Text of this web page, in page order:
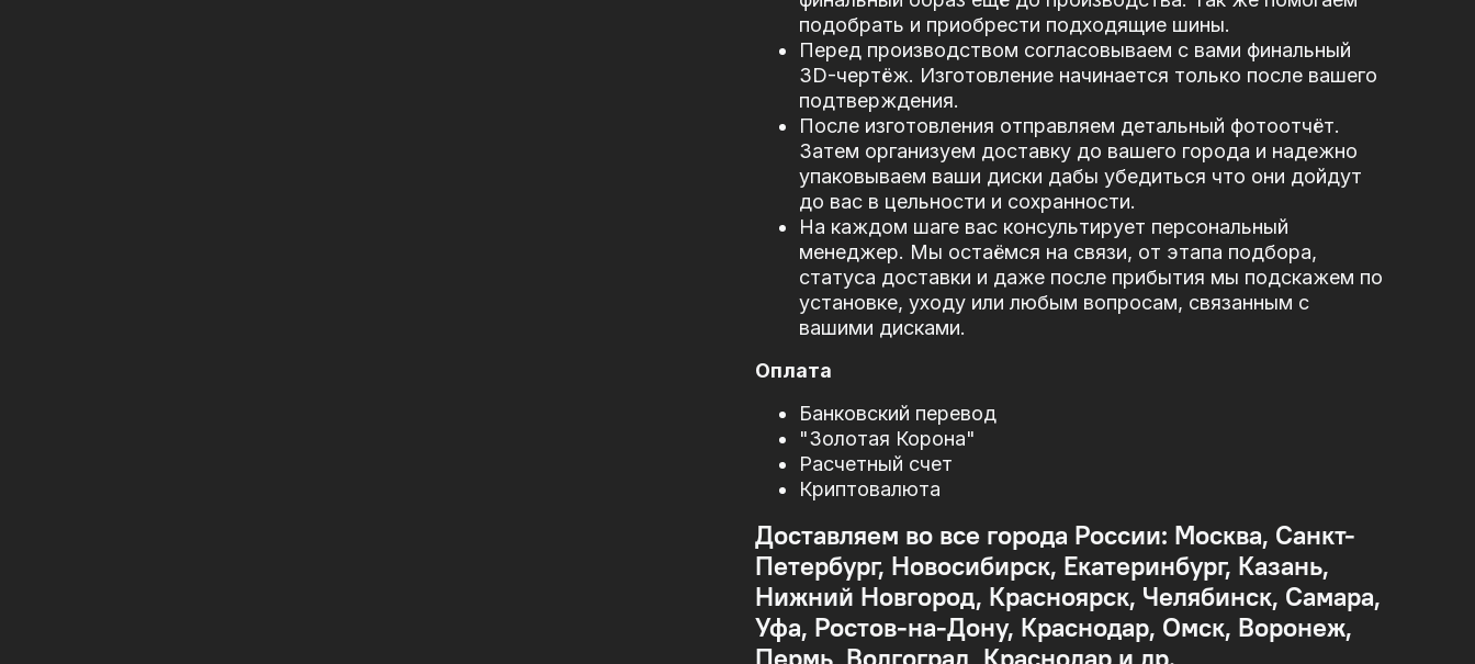
подобрать и приобрести подходящие шины.
Перед производством согласовываем с вами финальный
3D-чертёж. Изготовление начинается только после вашего
подтверждения.
После изготовления отправляем детальный фотоотчёт.
Затем организуем доставку до вашего города и надежно
упаковываем ваши диски дабы убедиться что они дойдут
до вас в цельности и сохранности.
На каждом шаге вас консультирует персональный
менеджер. Мы остаёмся на связи, от этапа подбора,
статуса доставки и даже после прибытия мы подскажем по
установке, уходу или любым вопросам, связанным с
вашими дисками.
Оплата
Банковский перевод
"Золотая Корона"
Расчетный счет
Криптовалюта
Доставляем во все города России: Москва, Санкт-
Петербург, Новосибирск, Екатеринбург, Казань,
Нижний Новгород, Красноярск, Челябинск, Самара,
Уфа, Ростов-на-Дону, Краснодар, Омск, Воронеж,